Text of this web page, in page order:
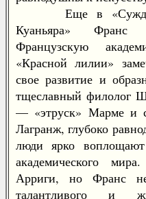
Еще в
Куаньяра» Франс
Французскую
«Красной лилии»
свое развитие и
тщеславный филолог
— «этруск» Марме и
Лагранж, глубоко
люди ярко воплощают
академического
Арриги, но Франс
талантливого и